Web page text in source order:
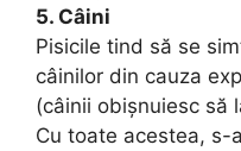
5. Câini
Pisicile tind să se
câinilor din cauza
(câinii obișnuiesc să
Cu toate acestea, s-